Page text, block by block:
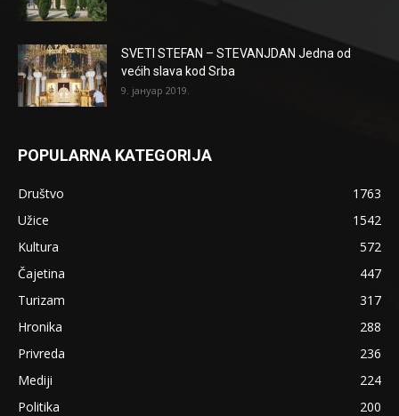
SVETI STEFAN – STEVANJDAN Jedna od
većih slava kod Srba
9. јануар 2019.
POPULARNA KATEGORIJA
Društvo
1763
Užice
1542
Kultura
572
Čajetina
447
Turizam
317
Hronika
288
Privreda
236
Mediji
224
Politika
200